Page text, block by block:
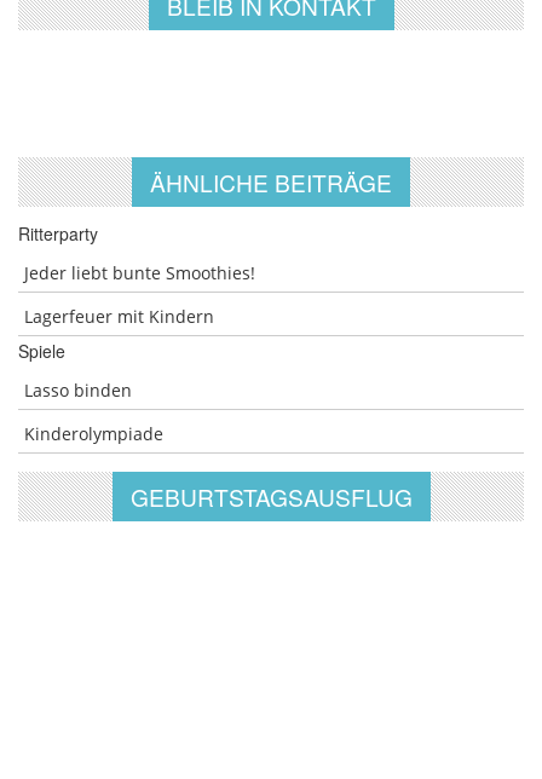
ÄHNLICHE BEITRÄGE
Ritterparty
Jeder liebt bunte Smoothies!
Lagerfeuer mit Kindern
Spiele
Lasso binden
Kinderolympiade
GEBURTSTAGSAUSFLUG